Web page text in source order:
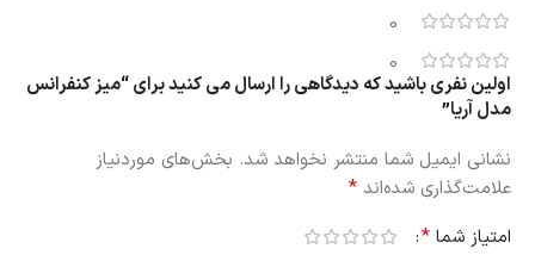
0
0
اولین نفری باشید که دیدگاهی را ارسال می کنید برای “میز کنفرانس
مدل آریا”
نشانی ایمیل شما منتشر نخواهد شد. بخش‌های موردنیاز
علامت‌گذاری شده‌اند *
امتیاز شما *